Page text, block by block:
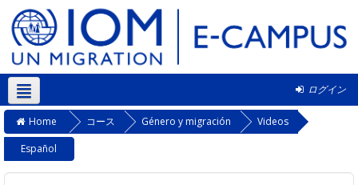
ログイン
日本語 ‎(ja)‎
Home コース Género y migración
Videos
Español